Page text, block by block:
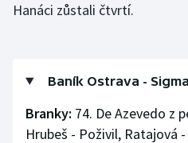
Hanáci zůstali čtvrtí.
Baník Ostrava -
Branky: 74. De Azevedo z
Hrubeš - Poživil, Ratajová